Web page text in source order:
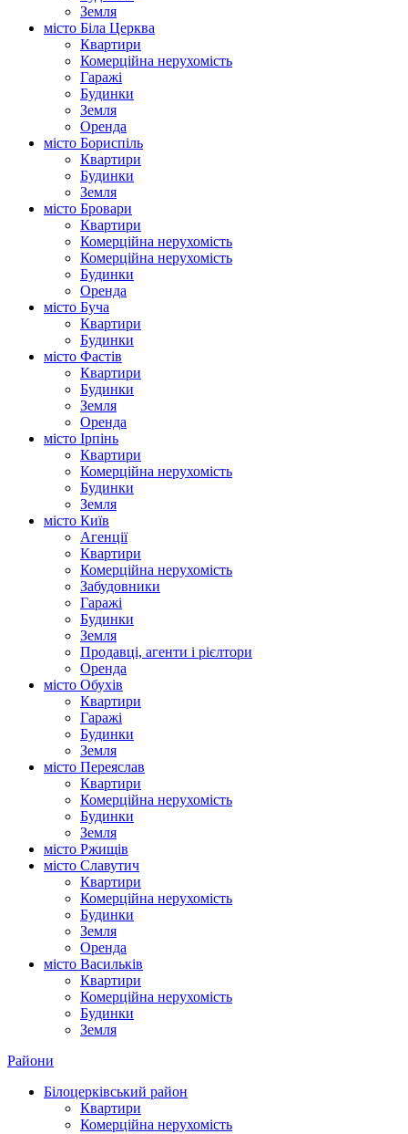
Земля
місто Біла Церква
Квартири
Комерційна нерухомість
Гаражі
Будинки
Земля
Оренда
місто Бориспіль
Квартири
Будинки
Земля
місто Бровари
Квартири
Комерційна нерухомість
Комерційна нерухомість
Будинки
Оренда
місто Буча
Квартири
Будинки
місто Фастів
Квартири
Будинки
Земля
Оренда
місто Ірпінь
Квартири
Комерційна нерухомість
Будинки
Земля
місто Київ
Агенції
Квартири
Комерційна нерухомість
Забудовники
Гаражі
Будинки
Земля
Продавці, агенти і рієлтори
Оренда
місто Обухів
Квартири
Гаражі
Будинки
Земля
місто Переяслав
Квартири
Комерційна нерухомість
Будинки
Земля
місто Ржищів
місто Славутич
Квартири
Комерційна нерухомість
Будинки
Земля
Оренда
місто Василькiв
Квартири
Комерційна нерухомість
Будинки
Земля
Райони
Білоцерківський район
Квартири
Комерційна нерухомість